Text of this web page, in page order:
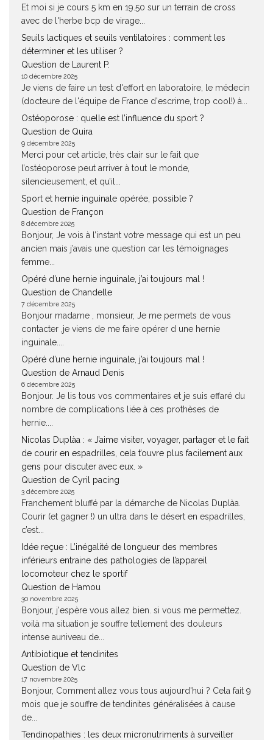
Et moi si je cours 5 km en 19.50 sur un terrain de cross
avec de l'herbe bcp de virage...
Seuils lactiques et seuils ventilatoires : comment les
déterminer et les utiliser ?
Question de Laurent P.
10 décembre 2025
Je viens de faire un test d'effort en laboratoire, le médecin
(docteure de l'équipe de France d'escrime, trop cool!) à...
Ostéoporose : quelle est l’influence du sport ?
Question de Quira
9 décembre 2025
Merci pour cet article, très clair sur le fait que
l’ostéoporose peut arriver à tout le monde,
silencieusement, et qu’il...
Sport et hernie inguinale opérée, possible ?
Question de Françon
8 décembre 2025
Bonjour, Je vois à l’instant votre message qui est un peu
ancien mais j’avais une question car les témoignages
femme...
Opéré d’une hernie inguinale, j’ai toujours mal !
Question de Chandelle
7 décembre 2025
Bonjour madame , monsieur, Je me permets de vous
contacter ,je viens de me faire opérer d une hernie
inguinale....
Opéré d’une hernie inguinale, j’ai toujours mal !
Question de Arnaud Denis
6 décembre 2025
Bonjour. Je lis tous vos commentaires et je suis effaré du
nombre de complications liée à ces prothèses de
hernie....
Nicolas Duplàa : « J’aime visiter, voyager, partager et le fait
de courir en espadrilles, cela t’ouvre plus facilement aux
gens pour discuter avec eux. »
Question de Cyril pacing
3 décembre 2025
Franchement bluffé par la démarche de Nicolas Duplàa.
Courir (et gagner !) un ultra dans le désert en espadrilles,
c’est...
Idée reçue : L’inégalité de longueur des membres
inférieurs entraine des pathologies de l’appareil
locomoteur chez le sportif
Question de Hamou
30 novembre 2025
Bonjour, j'espère vous allez bien. si vous me permettez.
voilà ma situation je souffre tellement des douleurs
intense auniveau de...
Antibiotique et tendinites
Question de Vlc
17 novembre 2025
Bonjour, Comment allez vous tous aujourd'hui ? Cela fait 9
mois que je souffre de tendinites généralisées à cause
de...
Tendinopathies : les deux micronutriments à surveiller